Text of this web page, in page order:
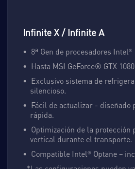
Infinite X / Infinite A
8ª Gen de procesadores Intel®
Hasta MSI GeForce® GTX
Exclusivo sistema de
silencioso.
Fácil de actualizar -
rápida.
Optimización de la
vertical durante el transporte.
Compatible Intel® Optane –